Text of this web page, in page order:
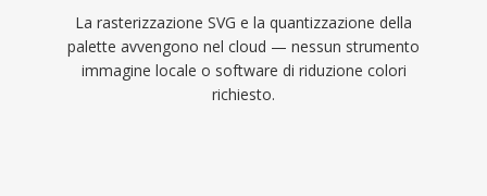
La rasterizzazione SVG e la quantizzazione della
palette avvengono nel cloud — nessun strumento
immagine locale o software di riduzione colori
richiesto.